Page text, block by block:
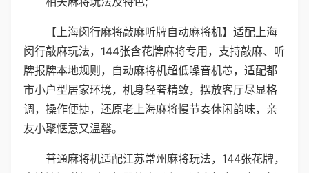
【上海闵行麻将敲麻听牌自动麻将机】适配上海
闵行敲麻玩法，144张含花牌麻将专用，支持敲麻、听
牌报牌本地规则，自动麻将机超低噪音机芯，适配都
市小户型居家环境，机身轻奢精致，摆放客厅尽显格
调，操作便捷，还原老上海麻将慢节奏休闲韵味，亲
友小聚惬意又温馨。
普通麻将机适配江苏常州麻将玩法，144张花牌，